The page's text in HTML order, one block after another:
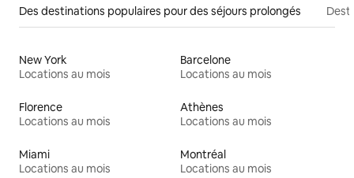
Des destinations populaires pour des séjours prolongés
New York
Locations au mois
Barcelone
Locations au mois
Florence
Locations au mois
Athènes
Locations au mois
Miami
Locations au mois
Montréal
Locations au mois